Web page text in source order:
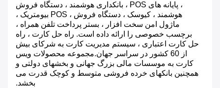
، پایانه های POS ، بانکداری هوشمند ، دستگاه فروش
هوشمند ، کیوسک ، دستگاه فروش ، POS بیومتریک ،
ماژول امن سخت افزار ، بستر پرداخت تلفن همراه ،
برچسب خصوصی را ارائه داده است. راه حل کارت ، راه
حل کارت اعتباری ، سیستم مدیریت کارت به شرکای بیش
از 60 کشور در سراسر جهان.مجموعه محصولات ویس
کارت به موسسات مالی بزرگ جهانی و بخشهای دولتی و
همچنین بانکهای خرده فروشی متوسط ​​و کوچک قدرت می
بخشد.